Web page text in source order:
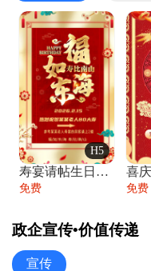
H5
寿宴请帖生日宴邀请函老人寿星生日快乐祝寿
免费 免费
政企宣传•价值传递
宣传